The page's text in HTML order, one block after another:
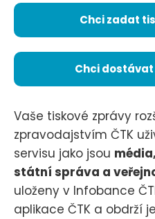
Chci zadat
Chci
Vaše tiskové zprávy
zpravodajstvím ČTK
servisu jako jsou
státní správa a
uloženy v Infobance
aplikace ČTK a obdrží